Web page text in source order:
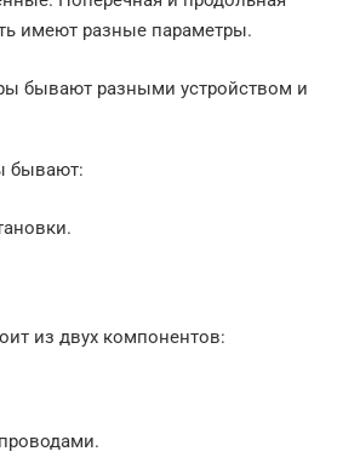
имеют разные параметры.
бывают разными устройством и
бывают:
из двух компонентов: